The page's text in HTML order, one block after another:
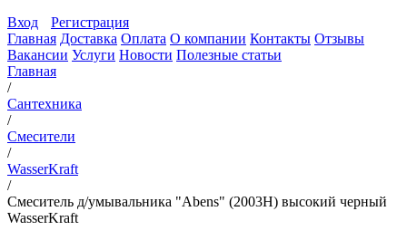
Вход
Регистрация
Главная Доставка Оплата О компании Контакты Отзывы
Вакансии Услуги Новости Полезные статьи
Главная
/
Сантехника
/
Смесители
/
WasserKraft
/
Смеситель д/умывальника "Abens" (2003H) высокий черный
WasserKraft